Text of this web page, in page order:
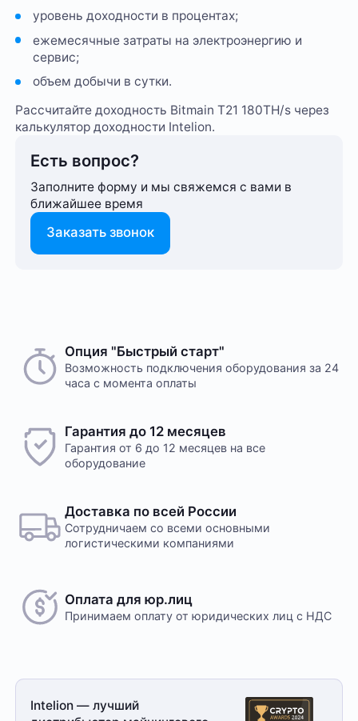
уровень доходности в процентах;
ежемесячные затраты на электроэнергию и
сервис;
объем добычи в сутки.
Рассчитайте доходность Bitmain T21 180TH/s через
калькулятор доходности Intelion.
Есть вопрос?
Заполните форму и мы свяжемся с вами в
ближайшее время
Заказать звонок
Опция "Быстрый старт"
Возможность подключения оборудования за 24
часа с момента оплаты
Гарантия до 12 месяцев
Гарантия от 6 до 12 месяцев на все
оборудование
Доставка по всей России
Сотрудничаем со всеми основными
логистическими компаниями
Оплата для юр.лиц
Принимаем оплату от юридических лиц с НДС
Intelion — лучший